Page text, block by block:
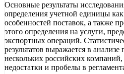
Основные результаты
определения учетной единицы
особенностей поставок, а также
этого определения на услуги,
экспортных операций.
результатов выражается в
нескольких российских
недостатки и пробелы в